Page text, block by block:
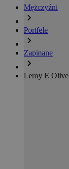
Mężczyźni
Portfele
Zapinane
Leroy E Olive